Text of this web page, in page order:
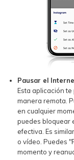
Pausar el
Esta aplicación
manera remota.
en cualquier
puedes bloquear
efectiva. Es
o vídeo. Puedes
momento y